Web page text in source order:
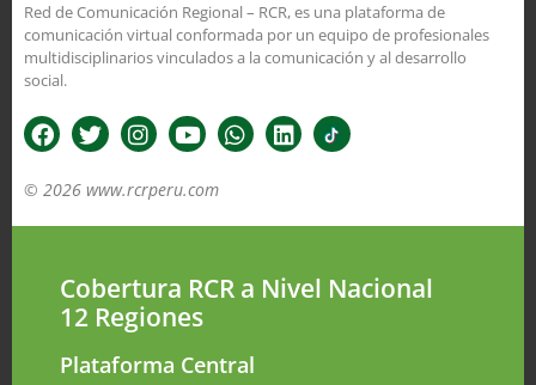
Red de Comunicación Regional – RCR, es una plataforma de
comunicación virtual conformada por un equipo de profesionales
multidisciplinarios vinculados a la comunicación y al desarrollo
social.
© 2026 www.rcrperu.com
Cobertura RCR a Nivel Nacional
12 Regiones
Plataforma Central